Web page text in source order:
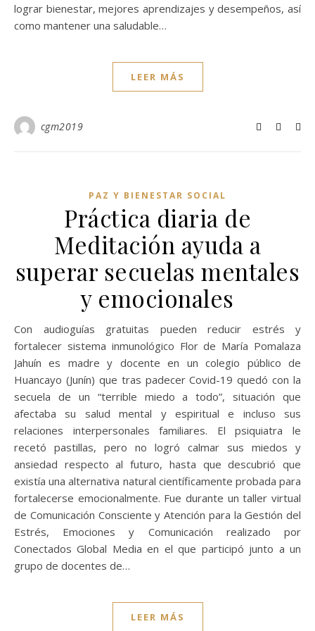
lograr bienestar, mejores aprendizajes y desempeños, así
como mantener una saludable…
LEER MÁS
cgm2019
PAZ Y BIENESTAR SOCIAL
Práctica diaria de
Meditación ayuda a
superar secuelas mentales
y emocionales
Con audioguías gratuitas pueden reducir estrés y
fortalecer sistema inmunológico Flor de María Pomalaza
Jahuín es madre y docente en un colegio público de
Huancayo (Junín) que tras padecer Covid-19 quedó con la
secuela de un “terrible miedo a todo”, situación que
afectaba su salud mental y espiritual e incluso sus
relaciones interpersonales familiares. El psiquiatra le
recetó pastillas, pero no logró calmar sus miedos y
ansiedad respecto al futuro, hasta que descubrió que
existía una alternativa natural científicamente probada para
fortalecerse emocionalmente. Fue durante un taller virtual
de Comunicación Consciente y Atención para la Gestión del
Estrés, Emociones y Comunicación realizado por
Conectados Global Media en el que participó junto a un
grupo de docentes de…
LEER MÁS